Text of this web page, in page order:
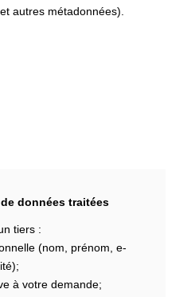
autres métadonnées).
données traitées
tiers :
(nom, prénom, e-
à votre demande;